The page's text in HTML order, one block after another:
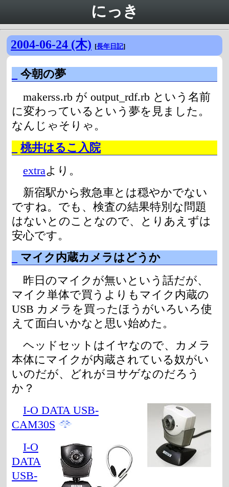
にっき
2004-06-24 (木) [長年日記]
今朝の夢
makerss.rb が output_rdf.rb という名前
に変わっているという夢を見ました。
なんじゃそりゃ。
桃井はるこ入院
extraより。
新宿駅から救急車とは穏やかでない
ですね。でも、検査の結果特別な問題
はないとのことなので、とりあえずは
安心です。
マイク内蔵カメラはどうか
昨日のマイクが無いという話だが、
マイク単体で買うよりもマイク内蔵の
USB カメラを買ったほうがいろいろ使
えて面白いかなと思い始めた。
ヘッドセットはイヤなので、カメラ
本体にマイクが内蔵されている奴がい
いのだが、どれがヨサゲなのだろう
か？
I-O DATA USB-
CAM30S
I-O
DATA
USB-